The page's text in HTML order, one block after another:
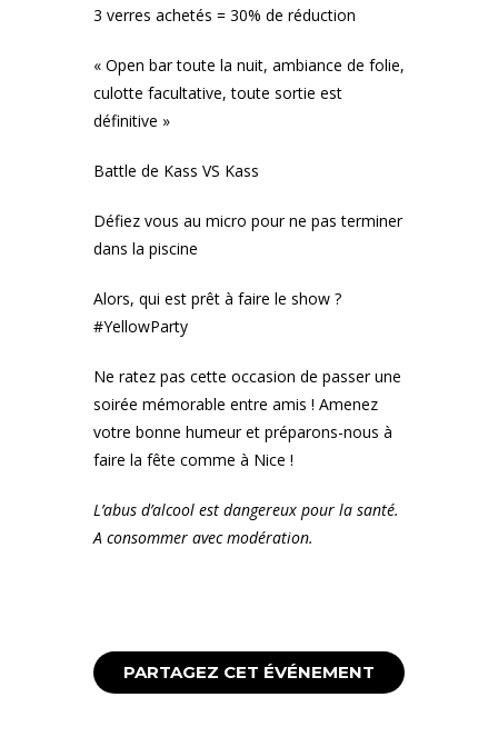
3 verres achetés = 30% de réduction
« Open bar toute la nuit, ambiance de folie,
culotte facultative, toute sortie est
définitive »
Battle de Kass VS Kass
Défiez vous au micro pour ne pas terminer
dans la piscine
Alors, qui est prêt à faire le show ?
#YellowParty
Ne ratez pas cette occasion de passer une
soirée mémorable entre amis ! Amenez
votre bonne humeur et préparons-nous à
faire la fête comme à Nice !
L’abus d’alcool est dangereux pour la santé.
A consommer avec modération.
PARTAGEZ CET ÉVÉNEMENT